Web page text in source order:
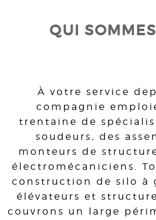
QUI
À votre service
compagnie
trentaine de
soudeurs, des
monteurs de
électromécaniciens.
construction de silo à
élévateurs et
couvrons un large